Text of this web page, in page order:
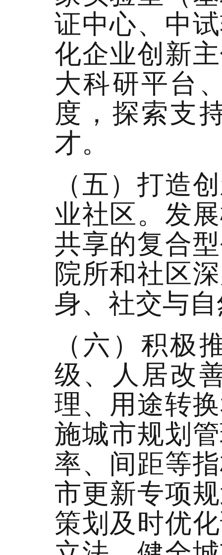
证中心、中
化企业创新
大科研平台
度，探索支
才。
（五）打造
业社区。发
共享的复合
院所和社区
身、社交与
（六）积
级、人居改
理、用途转
施城市规划
率、间距等
市更新专项
策划及时优